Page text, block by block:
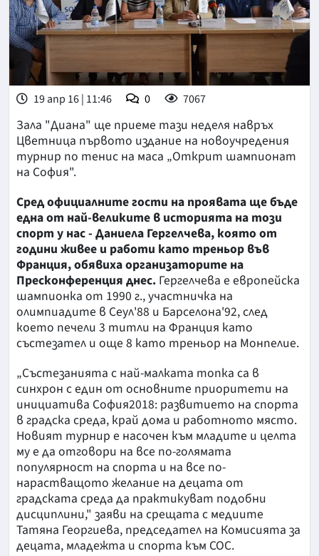
19 апр 16 | 11:46 0 7067
Зала "Диана" ще приеме тази неделя навръх
Цветница първото издание на новоучредения
турнир по тенис на маса „Открит шампионат
на София".
Сред официалните гости на проявата ще бъде
една от най-великите в историята на този
спорт у нас - Даниела Гергелчева, която от
години живее и работи като треньор във
Франция, обявиха организаторите на
Пресконференция днес. Гергелчева е европейска
шампионка от 1990 г., участничка на
олимпиадите в Сеул'88 и Барселона'92, след
което печели 3 титли на Франция като
състезател и още 8 като треньор на Монпелие.
„Състезанията с най-малката топка са в
синхрон с един от основните приоритети на
инициатива София2018: развитието на спорта
в градска среда, край дома и работното място.
Новият турнир е насочен към младите и целта
му е да отговори на все по-голямата
популярност на спорта и на все по-
нарастващото желание на децата от
градската среда да практикуват подобни
дисциплини," заяви на срещата с медиите
Татяна Георгиева, председател на Комисията за
децата, младежта и спорта към СОС.